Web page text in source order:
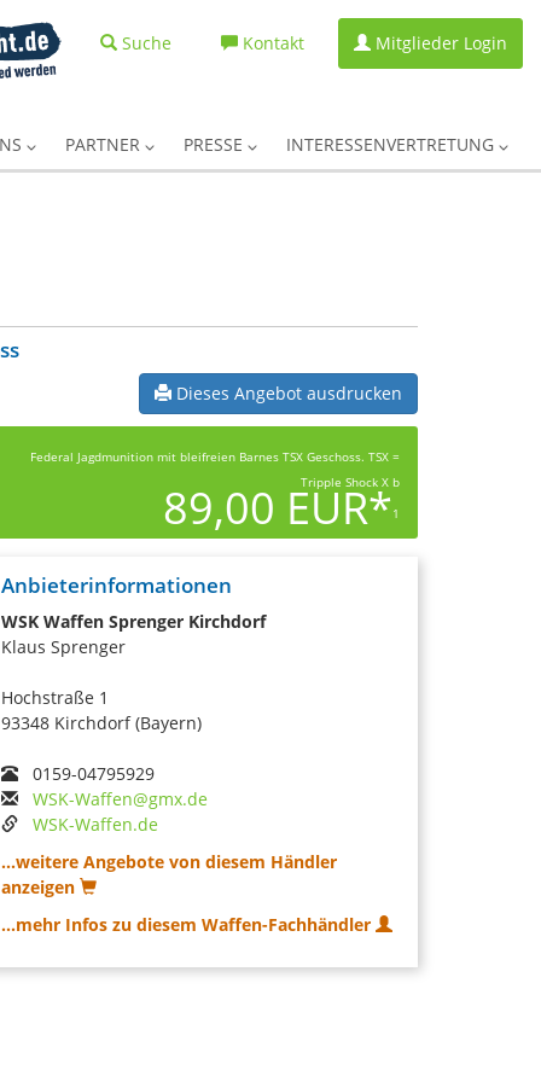
Suche Kontakt Mitglieder Login
PARTNER PRESSE INTERESSENVERTRETUNG
Dieses Angebot ausdrucken
Federal Jagdmunition mit bleifreien Barnes TSX Geschoss. TSX =
Tripple Shock X b
89,00 EUR*1
Anbieterinformationen
WSK Waffen Sprenger Kirchdorf
Klaus Sprenger
Hochstraße 1
93348 Kirchdorf (Bayern)
0159-04795929
WSK-Waffen@gmx.de
WSK-Waffen.de
...weitere Angebote von diesem Händler
anzeigen
...mehr Infos zu diesem Waffen-Fachhändler